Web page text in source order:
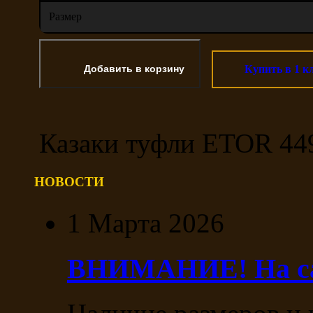
Размер
Купить в 1
Казаки туфли ETOR
НОВОСТИ
1 Марта 2026
ВНИМАНИЕ! На